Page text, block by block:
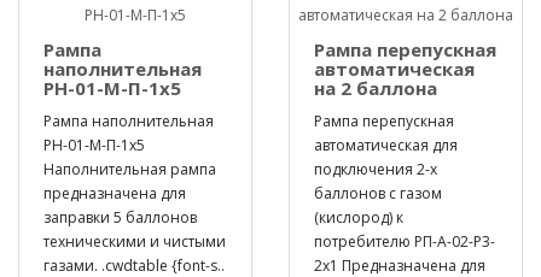
Рампа
наполнительная
РН-01-М-П-1х5
Рампа наполнительная
РН-01-М-П-1х5
Наполнительная рампа
предназначена для
заправки 5 баллонов
техническими и чистыми
газами. .cwdtable {font-s..
Рампа перепускная
автоматическая
на 2 баллона
Рампа перепускная
автоматическая для
подключения 2-х
баллонов с газом
(кислород) к
потребителю РП-А-02-Р3-
2х1 Предназначена для